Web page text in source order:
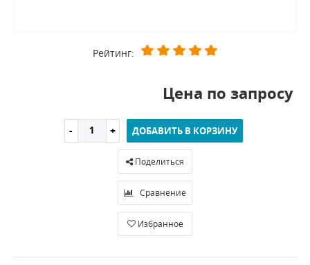
Рейтинг:
Цена по запросу
ДОБАВИТЬ В КОРЗИНУ
Поделиться
Сравнение
Избранное